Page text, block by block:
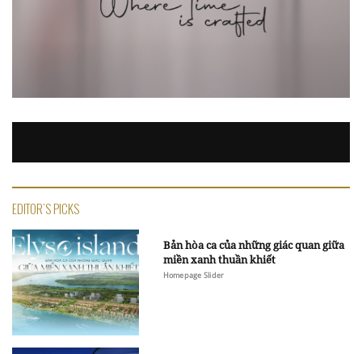
EDITOR'S PICKS
Bản hòa ca của những giác quan giữa
miền xanh thuần khiết
Homepage Slider